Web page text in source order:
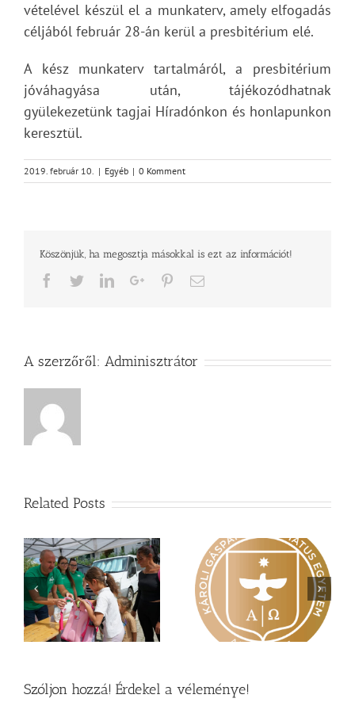
vételével készül el a munkaterv, amely elfogadás
céljából február 28-án kerül a presbitérium elé.
A kész munkaterv tartalmáról, a presbitérium
jóváhagyása után, tájékozódhatnak
gyülekezetünk tagjai Híradónkon és honlapunkon
keresztül.
2019. február 10. | Egyéb | 0 Komment
Köszönjük, ha megosztja másokkal is ezt az információt!
Facebook
TwitterLinkedInGoogle+PinterestEmail
A szerzőről: Adminisztrátor
Related Posts
Nagy érdeklődés övezi
a Károli képzéseit
Vasárnapi üzenet –
Zsoltárok 149
Szóljon hozzá! Érdekel a véleménye!